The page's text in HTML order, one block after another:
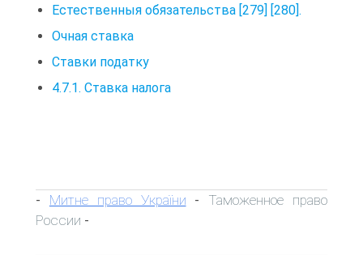
Естественныя обязательства [279] [280].
Очная ставка
Ставки податку
4.7.1. Ставка налога
- Митне право України - Таможенное право
России -